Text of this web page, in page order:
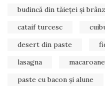
budincă din tăieței și
cataif turcesc
desert din paste
lasagna
paste cu bacon și alune